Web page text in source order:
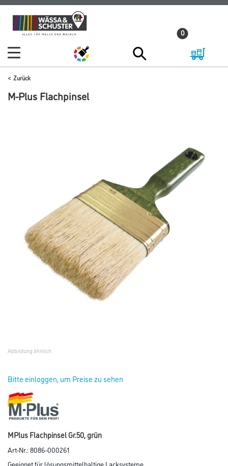
Zum
Inhalt
Zum
Navigationsmenü
0
Zurück
M-Plus Flachpinsel
Abbildung ähnlich
Bitte einloggen, um Preise zu sehen
MPlus Flachpinsel Gr.50, grün
Art-Nr.:8086-000261
Geeignet für lösungsmittelhaltige Lacksysteme.